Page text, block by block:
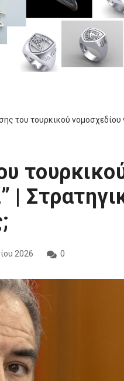
του τουρκικού νομοσχεδίου
|
2026 0